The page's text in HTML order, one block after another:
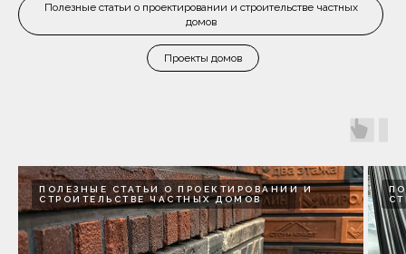
Полезные статьи о проектировании и строительстве частных
домов
Проекты домов
ПОЛЕЗНЫЕ СТАТЬИ О ПРОЕКТИРОВАНИИ И
СТРОИТЕЛЬСТВЕ ЧАСТНЫХ ДОМОВ